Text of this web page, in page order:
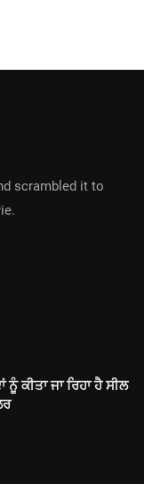
scrambled it to
ਕੀਤਾ ਜਾ ਰਿਹਾ ਹੈ ਸੀਲ